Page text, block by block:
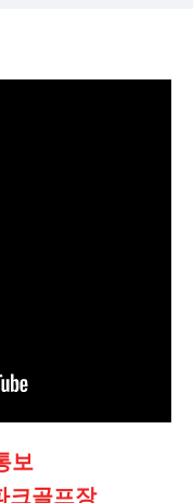
보
크골프장